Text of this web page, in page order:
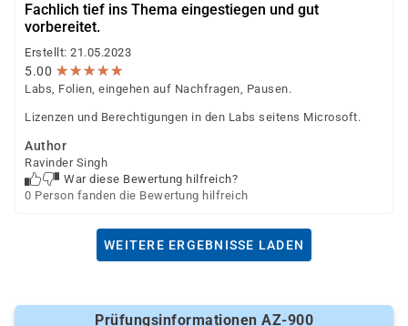
Fachlich tief ins Thema eingestiegen und gut
vorbereitet.
Erstellt: 21.05.2023
5.00 ★★★★★
★★★★★
Labs, Folien, eingehen auf Nachfragen, Pausen.
Lizenzen und Berechtigungen in den Labs seitens Microsoft.
Author
Ravinder Singh
War diese Bewertung hilfreich?
0 Person fanden die Bewertung hilfreich
WEITERE ERGEBNISSE LADEN
Prüfungsinformationen AZ-900